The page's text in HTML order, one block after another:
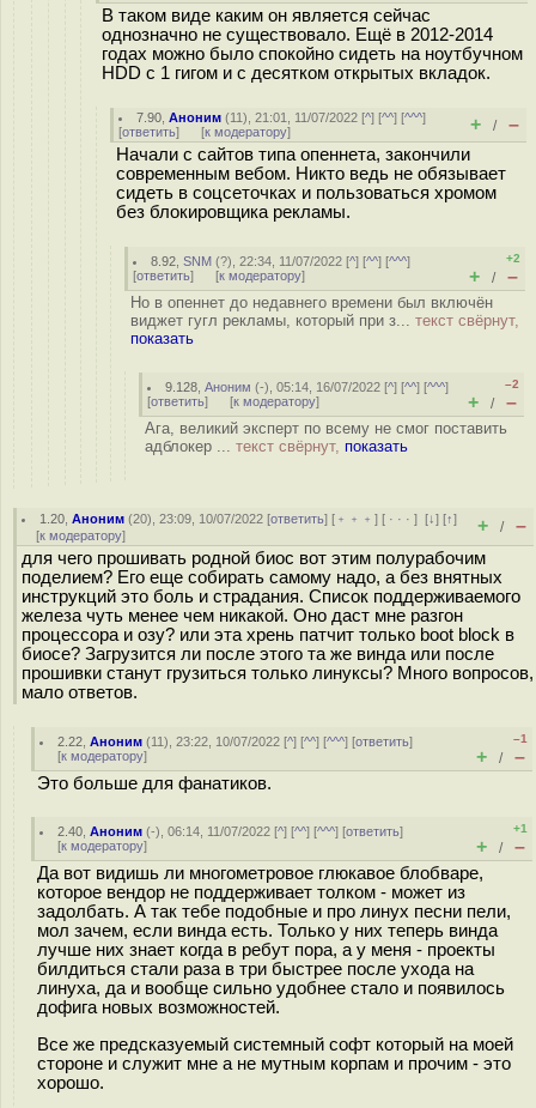
В таком виде каким он является сейчас
однозначно не существовало. Ещё в 2012-2014
годах можно было спокойно сидеть на ноутбучном
HDD с 1 гигом и с десятком открытых вкладок.
7.90 ,Аноним (11), 21:01, 11/07/2022 [^] [^^] [^^^]
[ответить] [к модератору] + / –
Начали с сайтов типа опеннета, закончили
современным вебом. Никто ведь не обязывает
сидеть в соцсеточках и пользоваться хромом
без блокировщика рекламы.
8.92 ,SNM (?), 22:34, 11/07/2022 [^] [^^] [^^^]
[ответить] [к модератору]
+2
+ / –
Но в опеннет до недавнего времени был включён
виджет гугл рекламы, который при з... текст свёрнут,
показать
9.128 ,Аноним (-), 05:14, 16/07/2022 [^] [^^] [^^^]
[ответить] [к модератору]
–2
+ / –
Ага, великий эксперт по всему не смог поставить
адблокер ... текст свёрнут, показать
1.20 ,Аноним (20), 23:09, 10/07/2022 [ответить] [ ﹢﹢﹢] [ · · ·][↓] [↑]
[к модератору] + / –
для чего прошивать родной биос вот этим полурабочим
поделием? Его еще собирать самому надо, а без внятных
инструкций это боль и страдания. Список поддерживаемого
железа чуть менее чем никакой. Оно даст мне разгон
процессора и озу? или эта хрень патчит только boot block в
биосе? Загрузится ли после этого та же винда или после
прошивки станут грузиться только линуксы? Много вопросов,
мало ответов.
2.22 ,Аноним (11), 23:22, 10/07/2022 [^] [^^] [^^^] [ответить]
[к модератору]
–1
+ / –
Это больше для фанатиков.
2.40 ,Аноним (-), 06:14, 11/07/2022 [^] [^^] [^^^] [ответить]
[к модератору]
+1
+ / –
Да вот видишь ли многометровое глюкавое блобваре,
которое вендор не поддерживает толком - может из
задолбать. А так тебе подобные и про линух песни пели,
мол зачем, если винда есть. Только у них теперь винда
лучше них знает когда в ребут пора, а у меня - проекты
билдиться стали раза в три быстрее после ухода на
линуха, да и вообще сильно удобнее стало и появилось
дофига новых возможностей.
Все же предсказуемый системный софт который на моей
стороне и служит мне а не мутным корпам и прочим - это
хорошо.